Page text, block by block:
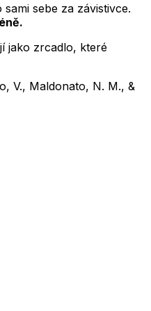
sebe za závistivce.
jako zrcadlo, které
V., Maldonato, N. M., &